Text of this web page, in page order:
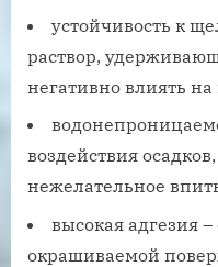
устойчивость к
раствор,
негативно влиять
воздействия
нежелательное
высокая адгезия
окрашиваемой